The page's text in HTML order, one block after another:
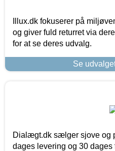
Illux.dk fokuserer på
og giver fuld returret via
for at se deres udvalg.
Se
Dialægt.dk sælger sjove og
dages levering og 30 dages